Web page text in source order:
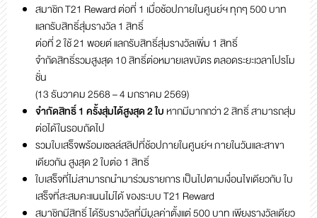
สมาชิก T21 Reward ต่อที่ 1 เมื่อช้อปภายในศูนย์ฯ ทุกๆ 500 บาท
แลกรับสิทธิ์สุ่มรางวัล 1 สิทธิ์
ต่อที่ 2 ใช้ 21 พอยต์ แลกรับสิทธิ์สุ่มรางวัลเพิ่ม 1 สิทธิ์
จำกัดสิทธิ์รวมสูงสุด 10 สิทธิ์ต่อหมายเลขบัตร ตลอดระยะเวลาโปรโม
ชั่น
(13 ธันวาคม 2568 – 4 มกราคม 2569)
จำกัดสิทธิ์ 1 ครั้งสุ่มได้สูงสุด 2 ใบหากมีมากกว่า 2 สิทธิ์ สามารถสุ่ม
ต่อได้ในรอบถัดไป
รวมใบเสร็จพร้อมเซลล์สลิปที่ช้อปภายในศูนย์ฯ ภายในวันและสาขา
เดียวกัน สูงสุด 2 ใบต่อ 1 สิทธิ์
ใบเสร็จที่ไม่สามารถนำมาร่วมรายการ เป็นไปตามเงื่อนไขเดียวกับ ใบ
เสร็จที่สะสมคะแนนไม่ได้ ของระบบ T21 Reward
สมาชิกมีสิทธิ์ ได้รับรางวัลที่มีมูลค่าตั้งแต่ 500 บาท เพียงรางวัลเดียว